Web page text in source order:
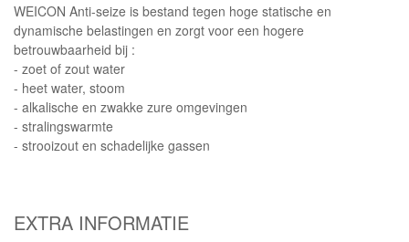
WEICON Anti-seize is bestand tegen hoge statische en
dynamische belastingen en zorgt voor een hogere
betrouwbaarheid bij :
- zoet of zout water
- heet water, stoom
- alkalische en zwakke zure omgevingen
- stralingswarmte
- strooizout en schadelijke gassen
EXTRA INFORMATIE